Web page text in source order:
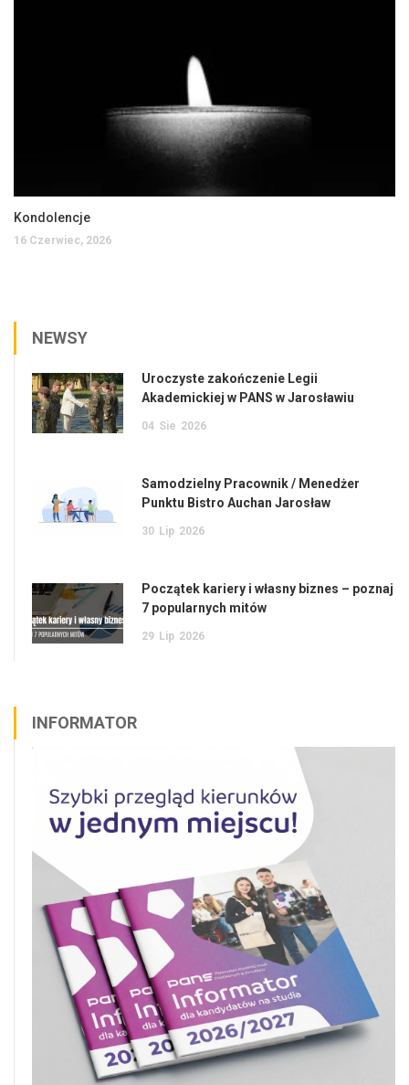
Kondolencje
16 Czerwiec, 2026
NEWSY
Uroczyste zakończenie Legii
Akademickiej w PANS w Jarosławiu
04 Sie 2026
Samodzielny Pracownik / Menedżer
Punktu Bistro Auchan Jarosław
30 Lip 2026
Początek kariery i własny biznes – poznaj
7 popularnych mitów
29 Lip 2026
INFORMATOR